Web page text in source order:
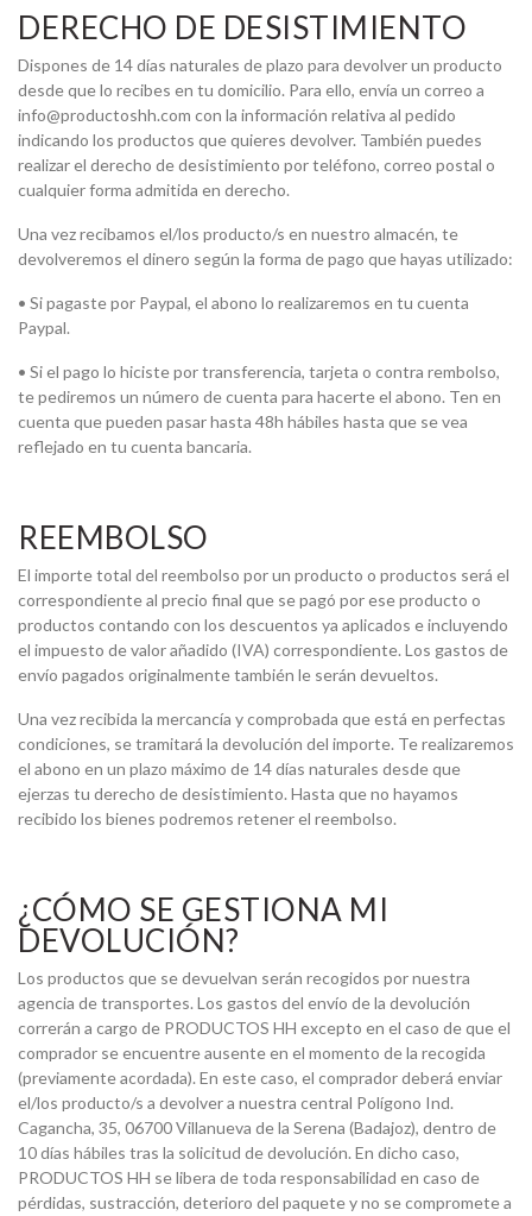
DERECHO DE DESISTIMIENTO
Dispones de 14 días naturales de plazo para devolver un producto
desde que lo recibes en tu domicilio. Para ello, envía un correo a
info@productoshh.com con la información relativa al pedido
indicando los productos que quieres devolver. También puedes
realizar el derecho de desistimiento por teléfono, correo postal o
cualquier forma admitida en derecho.
Una vez recibamos el/los producto/s en nuestro almacén, te
devolveremos el dinero según la forma de pago que hayas utilizado:
• Si pagaste por Paypal, el abono lo realizaremos en tu cuenta
Paypal.
• Si el pago lo hiciste por transferencia, tarjeta o contra rembolso,
te pediremos un número de cuenta para hacerte el abono. Ten en
cuenta que pueden pasar hasta 48h hábiles hasta que se vea
reflejado en tu cuenta bancaria.
REEMBOLSO
El importe total del reembolso por un producto o productos será el
correspondiente al precio final que se pagó por ese producto o
productos contando con los descuentos ya aplicados e incluyendo
el impuesto de valor añadido (IVA) correspondiente. Los gastos de
envío pagados originalmente también le serán devueltos.
Una vez recibida la mercancía y comprobada que está en perfectas
condiciones, se tramitará la devolución del importe. Te realizaremos
el abono en un plazo máximo de 14 días naturales desde que
ejerzas tu derecho de desistimiento. Hasta que no hayamos
recibido los bienes podremos retener el reembolso.
¿CÓMO SE GESTIONA MI
DEVOLUCIÓN?
Los productos que se devuelvan serán recogidos por nuestra
agencia de transportes. Los gastos del envío de la devolución
correrán a cargo de PRODUCTOS HH excepto en el caso de que el
comprador se encuentre ausente en el momento de la recogida
(previamente acordada). En este caso, el comprador deberá enviar
el/los producto/s a devolver a nuestra central Polígono Ind.
Cagancha, 35, 06700 Villanueva de la Serena (Badajoz), dentro de
10 días hábiles tras la solicitud de devolución. En dicho caso,
PRODUCTOS HH se libera de toda responsabilidad en caso de
pérdidas, sustracción, deterioro del paquete y no se compromete a